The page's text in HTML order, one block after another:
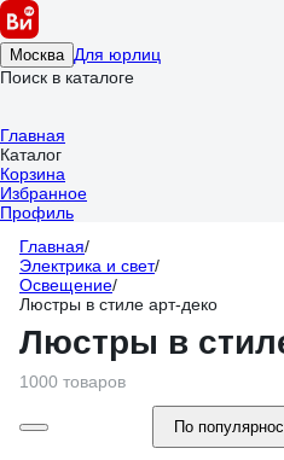
Москва Для юрлиц
Поиск в каталоге
Главная
Каталог
Корзина
Избранное
Профиль
Главная/
Электрика и свет/
Освещение/
Люстры в стиле арт-деко
Люстры в
1000 товаров
По